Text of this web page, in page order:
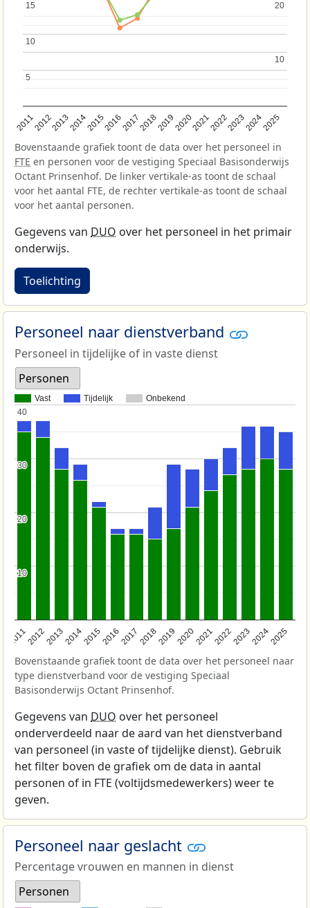
201120122013201420152016201720182019202020212022202320242025
5
5
10
10
15
15
10
10
20
20
Bovenstaande grafiek toont de data over het personeel in
FTE en personen voor de vestiging Speciaal Basisonderwijs
Octant Prinsenhof. De linker vertikale-as toont de schaal
voor het aantal FTE, de rechter vertikale-as toont de schaal
voor het aantal personen.
Gegevens van DUO over het personeel in het primair
onderwijs.
Toelichting
Personeel naar dienstverband
Personeel in tijdelijke of in vaste dienst
Personen
Vast Tijdelijk Onbekend
201120122013201420152016201720182019202020212022202320242025
10
10
20
20
30
30
40
40
Bovenstaande grafiek toont de data over het personeel naar
type dienstverband voor de vestiging Speciaal
Basisonderwijs Octant Prinsenhof.
Gegevens van DUO over het personeel
onderverdeeld naar de aard van het dienstverband
van personeel (in vaste of tijdelijke dienst). Gebruik
het filter boven de grafiek om de data in aantal
personen of in FTE (voltijdsmedewerkers) weer te
geven.
Personeel naar geslacht
Percentage vrouwen en mannen in dienst
Personen